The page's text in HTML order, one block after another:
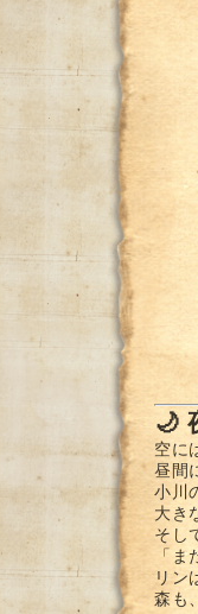
🌙
空に
昼間
小川
大き
そし
「ま
リン
森も